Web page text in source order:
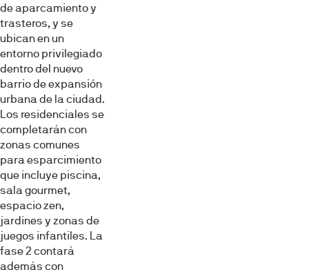
de aparcamiento y
trasteros, y se
ubican en un
entorno privilegiado
dentro del nuevo
barrio de expansión
urbana de la ciudad.
Los residenciales se
completarán con
zonas comunes
para esparcimiento
que incluye piscina,
sala gourmet,
espacio zen,
jardines y zonas de
juegos infantiles. La
fase 2 contará
además con